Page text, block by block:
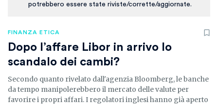
potrebbero essere state riviste/corrette/aggiornate.
FINANZA ETICA
Dopo l’affare Libor in arrivo lo
scandalo dei cambi?
Secondo quanto rivelato dall'agenzia Bloomberg, le banche
da tempo manipolerebbero il mercato delle valute per
favorire i propri affari. I regolatori inglesi hanno già aperto